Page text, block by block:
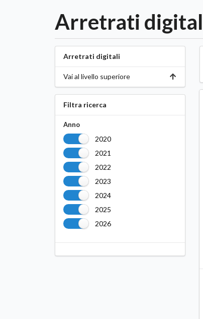
Arretrati
Arretrati digitali
Vai al livello superiore
Filtra ricerca
Anno
2020
2021
2022
2023
2024
2025
2026